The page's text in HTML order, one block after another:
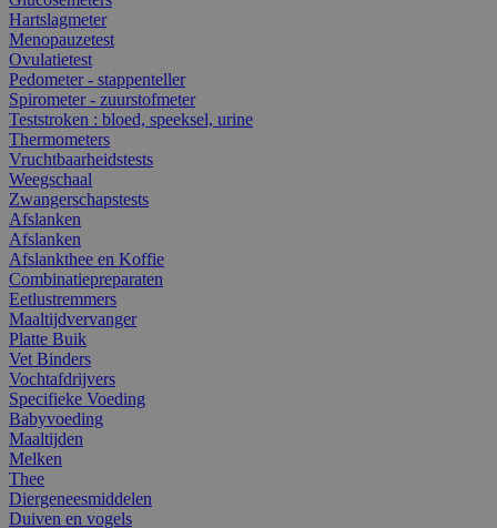
Hartslagmeter
Menopauzetest
Ovulatietest
Pedometer - stappenteller
Spirometer - zuurstofmeter
Teststroken : bloed, speeksel, urine
Thermometers
Vruchtbaarheidstests
Weegschaal
Zwangerschapstests
Afslanken
Afslanken
Afslankthee en Koffie
Combinatiepreparaten
Eetlustremmers
Maaltijdvervanger
Platte Buik
Vet Binders
Vochtafdrijvers
Specifieke Voeding
Babyvoeding
Maaltijden
Melken
Thee
Diergeneesmiddelen
Duiven en vogels